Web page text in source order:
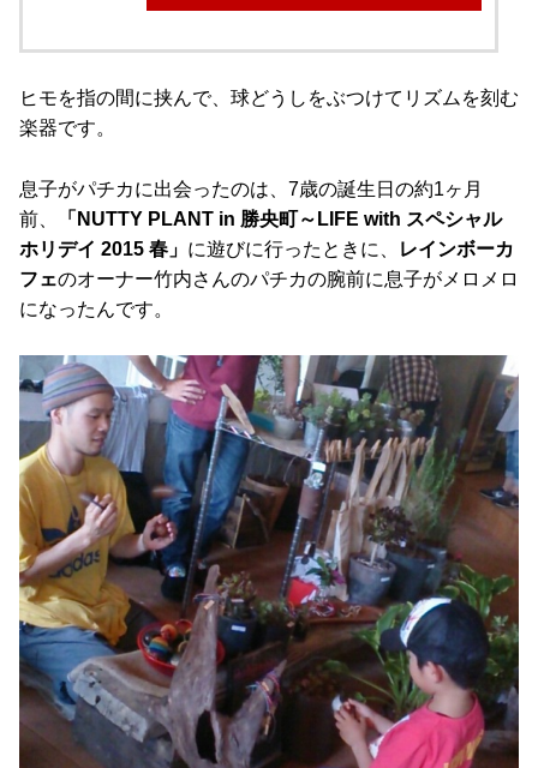
ヒモを指の間に挟んで、球どうしをぶつけてリズムを刻む
楽器です。
息子がパチカに出会ったのは、7歳の誕生日の約1ヶ月
前、
「NUTTY PLANT in 勝央町～LIFE with スペシャル
ホリデイ 2015 春」 に遊びに行ったときに、
レインボーカ
フェのオーナー竹内さんのパチカの腕前に息子がメロメロ
になったんです。